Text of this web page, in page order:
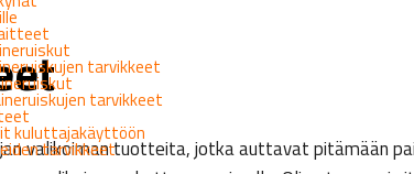
tarvikkeet
tarvikkeet
kuluttajakäyttöön
tarvikkeet
valikoiman tuotteita, jotka auttavat pitämään